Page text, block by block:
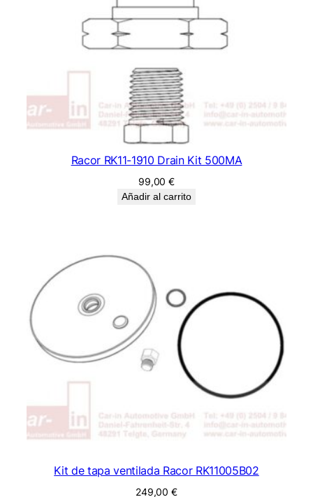
Racor RK11-1910 Drain Kit 500MA
99,00€
Añadir al carrito
Kit de tapa ventilada Racor RK11005B02
249,00€